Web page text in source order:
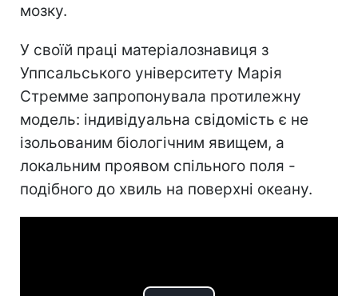
мозку.
У своїй праці матеріалознавиця з
Уппсальського університету Марія
Стремме запропонувала протилежну
модель: індивідуальна свідомість є не
ізольованим біологічним явищем, а
локальним проявом спільного поля -
подібного до хвиль на поверхні океану.